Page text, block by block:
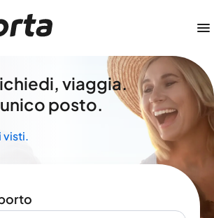
viaggia.
posto.
visti.